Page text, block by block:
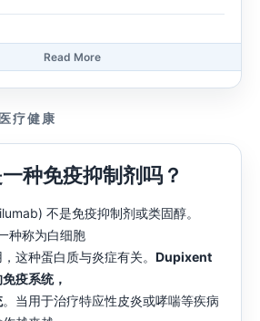
Read More
医疗健康
种免疫抑制剂吗？
不是免疫抑制剂或类固醇。
种称为白细胞
这种蛋白质与炎症有关。 Dupixent
疫系统，
。当用于治疗特应性皮炎或哮喘等疾病